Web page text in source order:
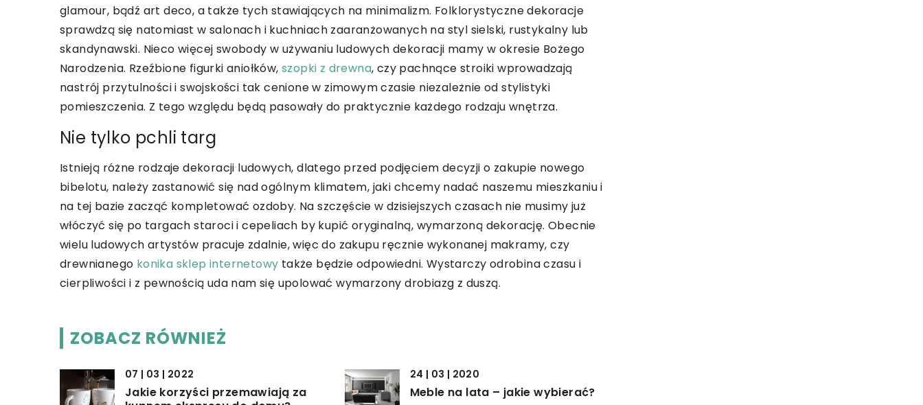
glamour, bądź art deco, a także tych stawiających na minimalizm. Folklorystyczne dekoracje
sprawdzą się natomiast w salonach i kuchniach zaaranżowanych na styl sielski, rustykalny lub
skandynawski. Nieco więcej swobody w używaniu ludowych dekoracji mamy w okresie Bożego
Narodzenia. Rzeźbione figurki aniołków, szopki z drewna, czy pachnące stroiki wprowadzają
nastrój przytulności i swojskości tak cenione w zimowym czasie niezależnie od stylistyki
pomieszczenia. Z tego względu będą pasowały do praktycznie każdego rodzaju wnętrza.
Nie tylko pchli targ
Istnieją różne rodzaje dekoracji ludowych, dlatego przed podjęciem decyzji o zakupie nowego
bibelotu, należy zastanowić się nad ogólnym klimatem, jaki chcemy nadać naszemu mieszkaniu i
na tej bazie zacząć kompletować ozdoby. Na szczęście w dzisiejszych czasach nie musimy już
włóczyć się po targach staroci i cepeliach by kupić oryginalną, wymarzoną dekorację. Obecnie
wielu ludowych artystów pracuje zdalnie, więc do zakupu ręcznie wykonanej makramy, czy
drewnianego konika sklep internetowy także będzie odpowiedni. Wystarczy odrobina czasu i
cierpliwości i z pewnością uda nam się upolować wymarzony drobiazg z duszą.
ZOBACZ RÓWNIEŻ
07 | 03 | 2022
Jakie korzyści przemawiają za
24 | 03 | 2020
Meble na lata – jakie wybierać?